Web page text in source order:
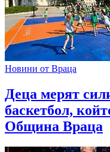
Новини от Враца
Деца мерят
баскетбол,
Община Враца